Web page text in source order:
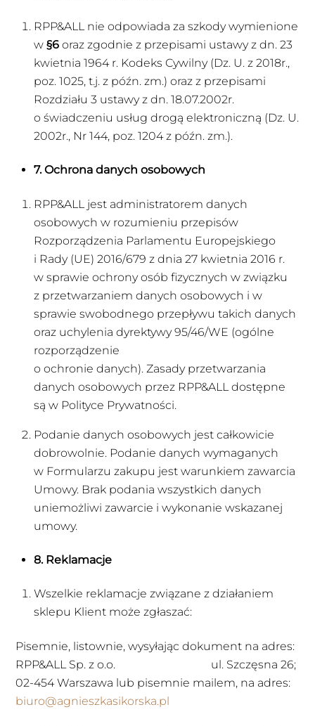
RPP&ALL nie odpowiada za szkody wymienione
w §6 oraz zgodnie z przepisami ustawy z dn. 23
kwietnia 1964 r. Kodeks Cywilny (Dz. U. z 2018r.,
poz. 1025, t.j. z późn. zm.) oraz z przepisami
Rozdziału 3 ustawy z dn. 18.07.2002r.
o świadczeniu usług drogą elektroniczną (Dz. U.
2002r., Nr 144, poz. 1204 z późn. zm.).
7. Ochrona danych osobowych
RPP&ALL jest administratorem danych
osobowych w rozumieniu przepisów
Rozporządzenia Parlamentu Europejskiego
i Rady (UE) 2016/679 z dnia 27 kwietnia 2016 r.
w sprawie ochrony osób fizycznych w związku
z przetwarzaniem danych osobowych i w
sprawie swobodnego przepływu takich danych
oraz uchylenia dyrektywy 95/46/WE (ogólne
rozporządzenie
o ochronie danych). Zasady przetwarzania
danych osobowych przez RPP&ALL dostępne
są w Polityce Prywatności.
Podanie danych osobowych jest całkowicie
dobrowolnie. Podanie danych wymaganych
w Formularzu zakupu jest warunkiem zawarcia
Umowy. Brak podania wszystkich danych
uniemożliwi zawarcie i wykonanie wskazanej
umowy.
8. Reklamacje
Wszelkie reklamacje związane z działaniem
sklepu Klient może zgłaszać:
Pisemnie, listownie, wysyłając dokument na adres:
RPP&ALL Sp. z o.o. ul. Szczęsna 26;
02-454 Warszawa lub pisemnie mailem, na adres:
biuro@agnieszkasikorska.pl